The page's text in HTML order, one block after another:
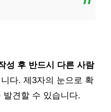
성 후 반드시 다른 사람
다. 제3자의 눈으로 확
발견할 수 있습니다.